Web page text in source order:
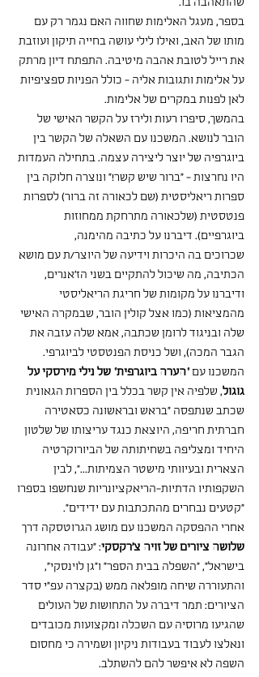
בספר, מעגל האלימות שחווה האם נגמר רק עם
מותו של האב, ואילו לילי עושה בחייה תיקון ועוזבת
את רייל לטובת אהבה מיטיבה. התפתח דיון מרתק
על אלימות ותגובות אליה - כולל הפניות ספציפיות
לאן לפנות במקרים של אלימות.
בהמשך, סיפרו רעות ולירז על הקשר האישי של
הובר לנושא. המשכנו עם השאלה של הקשר בין
ביוגרפיה של יוצר ליצירה עצמה. בתחילה העמדות
היו נחרצות - "ברור שיש קשר!" ונוצרה חלוקה בין
ספרות ריאליסטית (שם לכאורה זה ברור) לספרות
פנטסטית (שלכאורה מתרחקת ממחוזות
ביוגרפיים). דיברנו על כתיבה מהימנה,
שכרוכים בה היכרות וידיעה של היוצר/ת עם מושא
הכתיבה, מה שיכול להתקיים בשני הז'אנרים,
ודיברנו על מקומות של חריגת הריאליסטי
מהמציאות (כמו אצל קולין הובר, שבמקרה האישי
שלה ובניגוד לרומן שכתבה, אמא שלה עזבה את
הגבר המכה), ושל כניסת הפנטסטי לביוגרפי.
המשכנו עם "הערה ביוגרפית" של נילי מירסקי על
גוגול, שלפיה אין קשר בכלל בין הספרות הגאונית
שכתב שנתפסה "בראש ובראשונה כסאטירה
חברתית חריפה, היוצאת כנגד עריצותו של שלטון
היחיד ומצליפה בשחיתותה של הביורוקרטיה
הצארית ובעיוותי מישטר הצמיתות...", לבין
השקפותיו הדתיות-הריאקציונריות שנחשפו בספרו
"קטעים נבחרים מהתכתבות עם ידידים".
אחרי ההפסקה המשכנו עם מושג הגרוטסקה דרך
שלושה ציורים של זויה צ'רקסקי: "עבודה אחרונה
בישראל", "השפלה בבית הספר" ו"גן לוינסקי",
והתעוררה שיחה מופלאה ממש (בקצרה עפ"י סדר
הציורים: תמר דיברה על התחושות של העולים
שהגיעו מרוסיה עם השכלה ומקצועות מכובדים
ונאלצו לעבוד בעבודות ניקיון ושמירה כי מחסום
השפה לא איפשר להם להשתלב.